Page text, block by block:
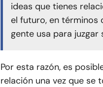
ideas que tienes
el futuro, en términos
gente usa para juzgar
Por esta razón, es
relación una vez que se